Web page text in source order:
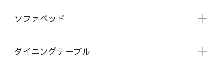
ソファベッド
ダイニングテーブル